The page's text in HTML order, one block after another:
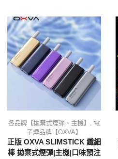
各品牌【拋棄式煙彈、主機】
電
子煙品牌【OXVA】
正版 OXVA SLIMSTICK 纖細
棒 拋棄式煙彈|主機|口味預注